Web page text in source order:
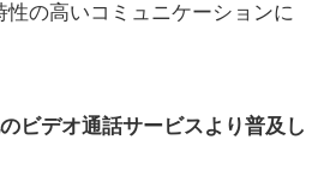
性の高いコミュニケーションに
ビデオ通話サービスより普及し